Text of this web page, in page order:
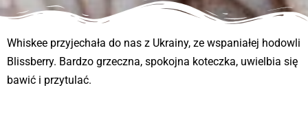
Whiskee przyjechała do nas z Ukrainy, ze wspaniałej hodowli
Blissberry. Bardzo grzeczna, spokojna koteczka, uwielbia się
bawić i przytulać.